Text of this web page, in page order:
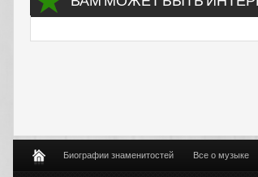
Биографии знаменитостей Все о музыке